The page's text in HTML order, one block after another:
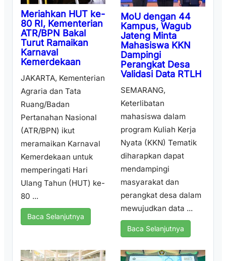
Meriahkan HUT ke-
80 RI, Kementerian
ATR/BPN Bakal
Turut Ramaikan
Karnaval
Kemerdekaan
JAKARTA, Kementerian
Agraria dan Tata
Ruang/Badan
Pertanahan Nasional
(ATR/BPN) ikut
meramaikan Karnaval
Kemerdekaan untuk
memperingati Hari
Ulang Tahun (HUT) ke-
80 ...
Baca Selanjutnya
MoU dengan 44
Kampus, Wagub
Jateng Minta
Mahasiswa KKN
Dampingi
Perangkat Desa
Validasi Data RTLH
SEMARANG,
Keterlibatan
mahasiswa dalam
program Kuliah Kerja
Nyata (KKN) Tematik
diharapkan dapat
mendampingi
masyarakat dan
perangkat desa dalam
mewujudkan data ...
Baca Selanjutnya